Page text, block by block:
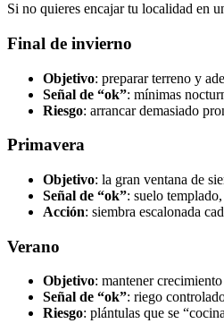
Si no quieres encajar tu localidad en
Final de invierno
Objetivo: preparar terreno y
Señal de “ok”: mínimas
Riesgo: arrancar demasiado
Primavera
Objetivo: la gran ventana de
Señal de “ok”: suelo
Acción: siembra escalonada
Verano
Objetivo: mantener
Señal de “ok”: riego
Riesgo: plántulas que se